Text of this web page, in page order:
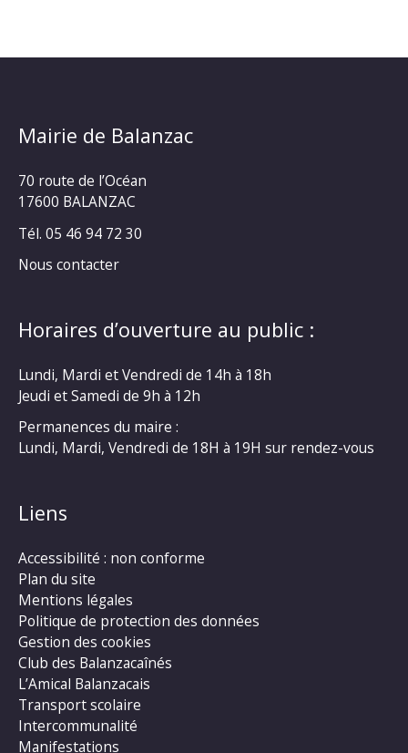
Mairie de Balanzac
70 route de l’Océan
17600 BALANZAC
Tél. 05 46 94 72 30
Nous contacter
Horaires d’ouverture au public :
Lundi, Mardi et Vendredi de 14h à 18h
Jeudi et Samedi de 9h à 12h
Permanences du maire :
Lundi, Mardi, Vendredi de 18H à 19H sur rendez-vous
Liens
Accessibilité : non conforme
Plan du site
Mentions légales
Politique de protection des données
Gestion des cookies
Club des Balanzacaînés
L’Amical Balanzacais
Transport scolaire
Intercommunalité
Manifestations